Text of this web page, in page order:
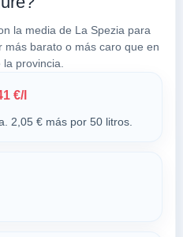
la media de La Spezia para
barato o más caro que en
provincia.
€/l
2,05 € más por 50 litros.